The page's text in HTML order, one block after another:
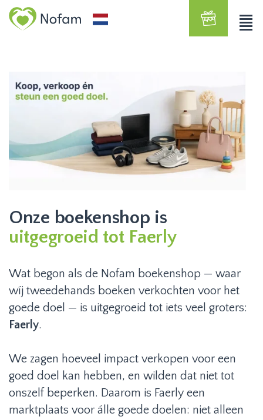
Onze boekenshop is
uitgegroeid tot Faerly
Wat begon als de Nofam boekenshop — waar
wíj tweedehands boeken verkochten voor het
goede doel — is uitgegroeid tot iets veel groters:
Faerly.
We zagen hoeveel impact verkopen voor een
goed doel kan hebben, en wilden dat niet tot
onszelf beperken. Daarom is Faerly een
marktplaats voor álle goede doelen: niet alleen